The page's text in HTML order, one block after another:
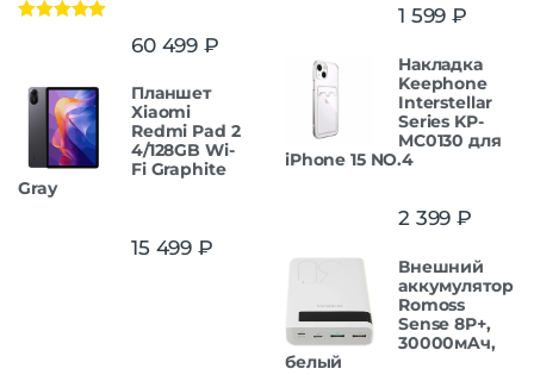
60 499 ₽
Планшет
Xiaomi
Redmi Pad 2
4/128GB Wi-
Fi Graphite
Gray
15 499 ₽
1 599 ₽
Накладка
Keephone
Interstellar
Series KP-
MC0130 для
iPhone 15 NO.4
2 399 ₽
Внешний
аккумулятор
Romoss
Sense 8P+,
30000мAч,
белый